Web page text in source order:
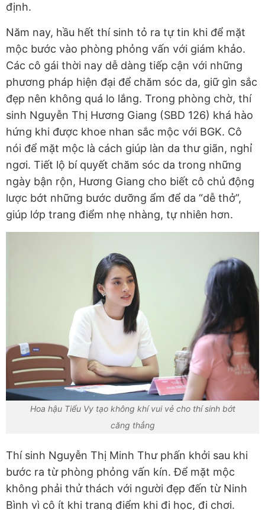
định.
Năm nay, hầu hết thí sinh tỏ ra tự tin khi để mặt
mộc bước vào phòng phỏng vấn với giám khảo.
Các cô gái thời nay dễ dàng tiếp cận với những
phương pháp hiện đại để chăm sóc da, giữ gìn sắc
đẹp nên không quá lo lắng. Trong phòng chờ, thí
sinh Nguyễn Thị Hương Giang (SBD 126) khá hào
hứng khi được khoe nhan sắc mộc với BGK. Cô
nói để mặt mộc là cách giúp làn da thư giãn, nghỉ
ngơi. Tiết lộ bí quyết chăm sóc da trong những
ngày bận rộn, Hương Giang cho biết cô chủ động
lược bớt những bước dưỡng ẩm để da “dễ thở”,
giúp lớp trang điểm nhẹ nhàng, tự nhiên hơn.
Hoa hậu Tiểu Vy tạo không khí vui vẻ cho thí sinh bớt
căng thẳng
Thí sinh Nguyễn Thị Minh Thư phấn khởi sau khi
bước ra từ phòng phỏng vấn kín. Để mặt mộc
không phải thử thách với người đẹp đến từ Ninh
Bình vì cô ít khi trang điểm khi đi học, đi chơi.